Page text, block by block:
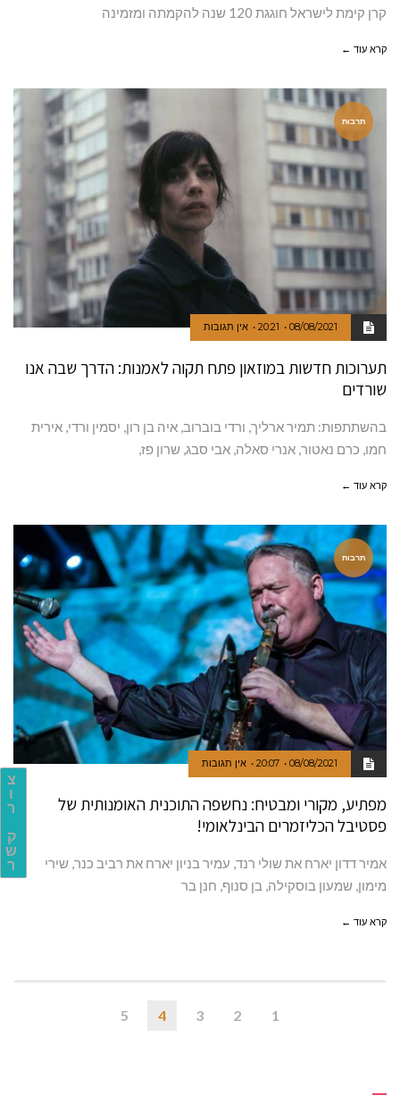
צ
ו
ר
ק
ש
ר
קרן קימת לישראל חוגגת 120 שנה להקמתה ומזמינה
קרא עוד ←
תרבות
08/08/2021
20:21 אין תגובות
תערוכות חדשות במוזאון פתח תקוה לאמנות: הדרך שבה אנו
שורדים
בהשתתפות: תמיר ארליך, ורדי בוברוב, איה בן רון, יסמין ורדי, אירית
חמו, כרם נאטור, אנרי סאלה, אבי סבג, שרון פז,
קרא עוד ←
תרבות
08/08/2021
20:07 אין תגובות
מפתיע, מקורי ומבטיח: נחשפה התוכנית האומנותית של
פסטיבל הכליזמרים הבינלאומי!
אמיר דדון יארח את שולי רנד, עמיר בניון יארח את רביב כנר, שירי
מימון, שמעון בוסקילה, בן סנוף, חנן בר
קרא עוד ←
1
2
3
4
5